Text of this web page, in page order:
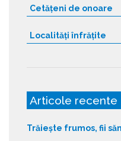
Cetățeni de onoare
Localități înfrățite
Articole recente
Trăiește frumos, fii